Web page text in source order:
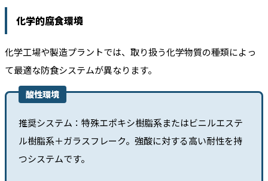
化学的腐食環境
化学工場や製造プラントでは、取り扱う化学物質の種類によっ
て最適な防食システムが異なります。
酸性環境
推奨システム：特殊エポキシ樹脂系またはビニルエステ
ル樹脂系＋ガラスフレーク。強酸に対する高い耐性を持
つシステムです。